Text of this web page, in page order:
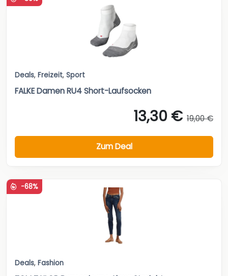
Deals, Freizeit, Sport
FALKE Damen RU4 Short-Laufsocken
13,30 € 19,00 €
Zum Deal
-68%
Deals, Fashion